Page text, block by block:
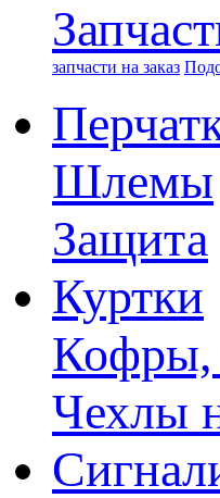
запчасти на заказ
Шлемы
Защита
Куртки
Кофры,
Чехлы